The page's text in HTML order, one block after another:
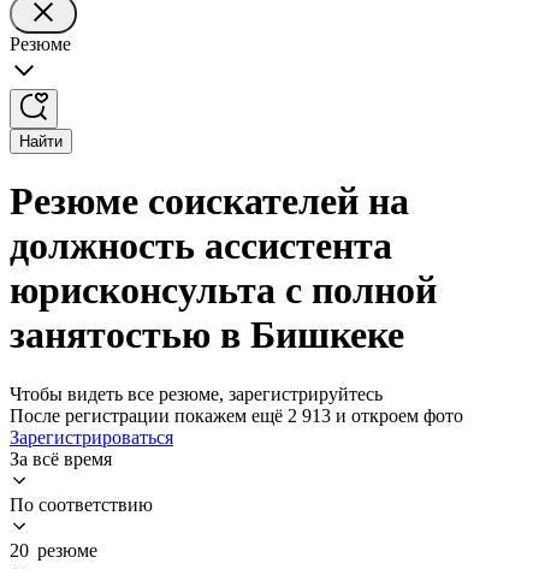
Резюме
Найти
Резюме соискателей на
должность ассистента
юрисконсульта с полной
занятостью в Бишкеке
Чтобы видеть все резюме, зарегистрируйтесь
После регистрации покажем ещё 2 913 и откроем фото
Зарегистрироваться
За всё время
По соответствию
20 резюме